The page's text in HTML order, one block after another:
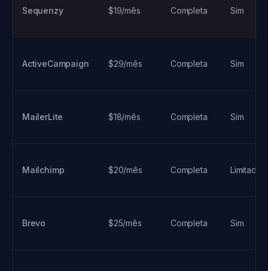
Sequenzy $19/mês Completa Sim
ActiveCampaign $29/mês Completa Sim
MailerLite $18/mês Completa Sim
Mailchimp $20/mês Completa Limitado
Brevo $25/mês Completa Sim